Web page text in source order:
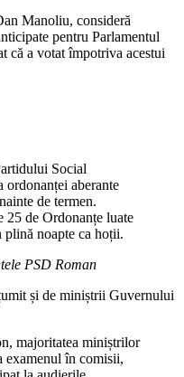
Manoliu, consideră
pentru Parlamentul
că a votat împotriva acestui
Social
ordonanței aberante
de termen.
25 de Ordonanțe luate
noapte ca hoții.
PSD Roman
și de miniștrii Guvernului
majoritatea miniștrilor
examenul în comisii,